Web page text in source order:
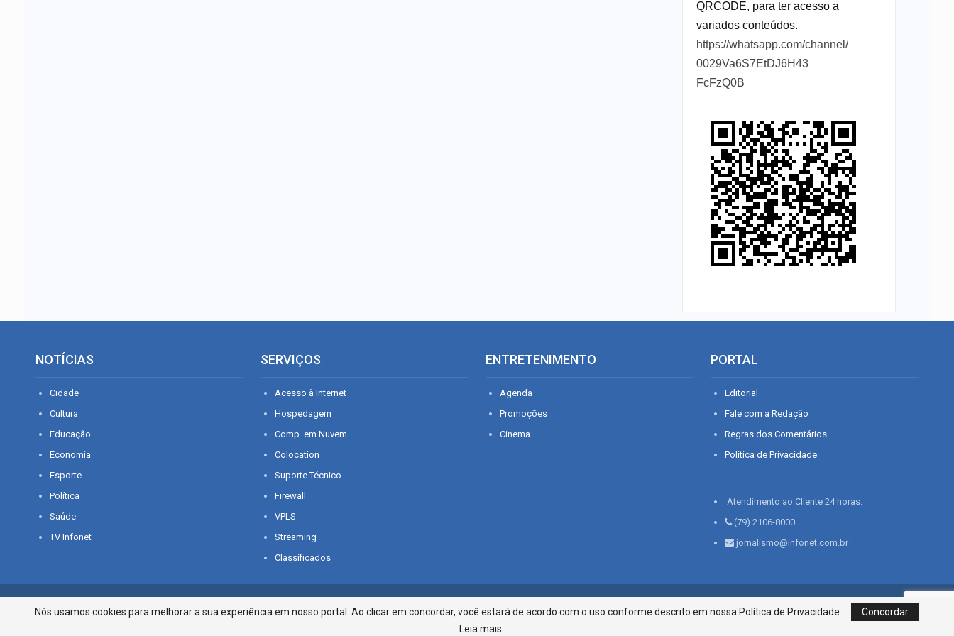
QRCODE, para ter acesso a
variados conteúdos.
https://whatsapp.com/channel/
0029Va6S7EtDJ6H43
FcFzQ0B
NOTÍCIAS
Cidade
Cultura
Educação
Economia
Esporte
Política
Saúde
TV Infonet
SERVIÇOS
Acesso à Internet
Hospedagem
Comp. em Nuvem
Colocation
Suporte Técnico
Firewall
VPLS
Streaming
Classificados
ENTRETENIMENTO
Agenda
Promoções
Cinema
PORTAL
Editorial
Fale com a Redação
Regras dos Comentários
Política de Privacidade
Atendimento ao Cliente 24 horas:
(79) 2106-8000
jornalismo@infonet.com.br
© 2026 - O que é notícia em Sergipe. Todos os direitos reservados.
Infonet - Rua Monsenhor Silveira 276, Bairro São José | Aracaju-SE, CEP 49015-030, Fone: 79.2106.8000 - CI
Centro de Informações LTDA
Nós usamos cookies para melhorar a sua experiência em nosso portal. Ao clicar em concordar, você estará de acordo com o uso conforme descrito em nossa Política de Privacidade.
Concordar
Leia mais